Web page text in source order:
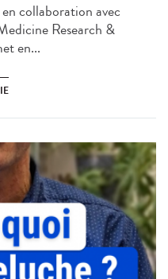
collaboration avec
Research &
en...